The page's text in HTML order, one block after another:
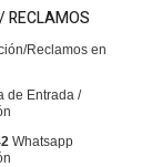
RECLAMOS
Reclamos en
de Entrada /
Whatsapp